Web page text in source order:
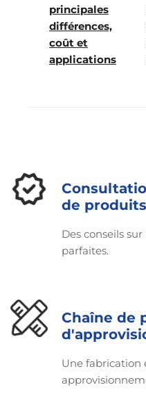
principales
différences,
coût et
applications
de produits
Des conseils
parfaites.
Chaîne de
Une fabrication